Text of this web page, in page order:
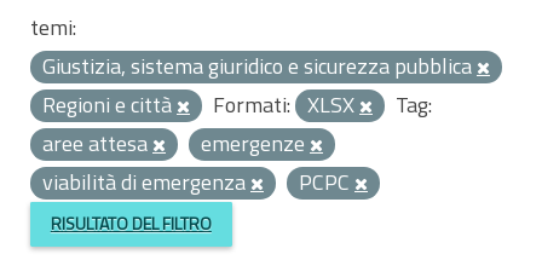
temi:
Giustizia, sistema giuridico e sicurezza pubblica
Regioni e città
Formati: XLSX
Tag:
aree attesa
emergenze
viabilità di emergenza
PCPC
RISULTATO DEL FILTRO